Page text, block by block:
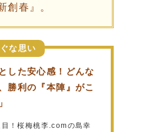
創春』。
な思い
した安心感！どんな
勝利の『本陣』がこ
！桜梅桃李.comの島幸